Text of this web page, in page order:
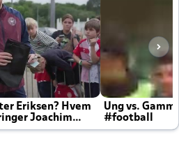
Eriksen? Hvem
Joachim
Ung vs.
#football